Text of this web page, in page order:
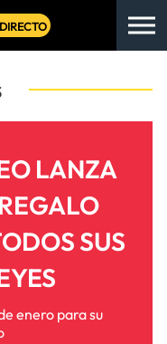
LANZA
SUS
enero para su